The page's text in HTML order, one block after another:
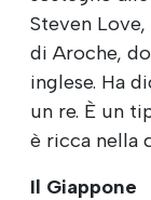
Steven
di Aroche,
inglese. Ha
un re. È un
è ricca nella
Il Giappone